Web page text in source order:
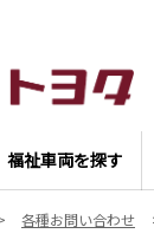
福祉車両を探す
各種お問い合わせ